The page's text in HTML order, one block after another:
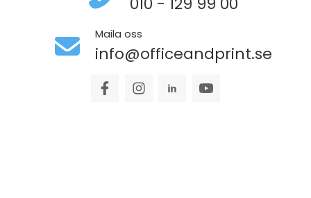
Maila oss
info@officeandprint.se